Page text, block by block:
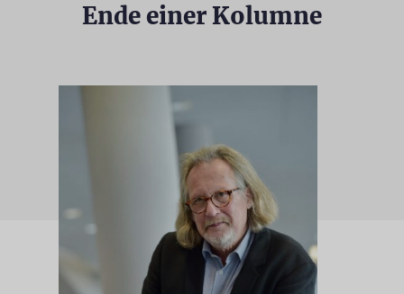
Ende einer Kolumne